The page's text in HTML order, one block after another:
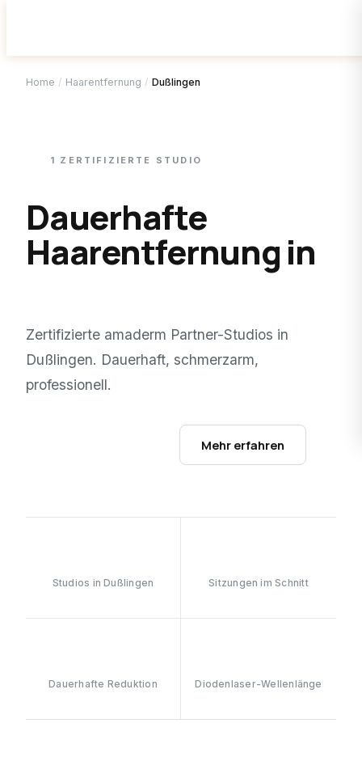
Home / Haarentfernung / Dußlingen
1 ZERTIFIZIERTE STUDIO
Dauerhafte
Haarentfernung in
Zertifizierte amaderm Partner-Studios in
Dußlingen. Dauerhaft, schmerzarm,
professionell.
Mehr erfahren
Studios in Dußlingen Sitzungen im Schnitt
Dauerhafte Reduktion Diodenlaser-Wellenlänge